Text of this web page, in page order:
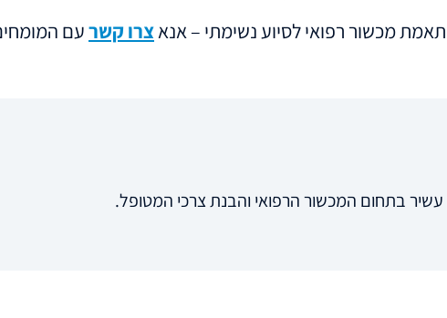
מכשור רפואי לסיוע נשימתי – אנאצרו קשרעם